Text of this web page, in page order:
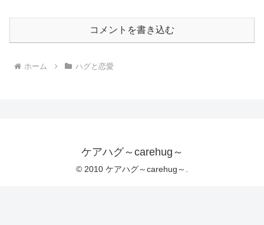
コメントを書き込む
ホーム ハグと恋愛
ケアハグ～carehug～
© 2010 ケアハグ～carehug～.